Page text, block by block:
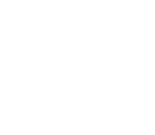
trägt am meisten zu der Lärmbelastung bei?
reduziert werden könnte?